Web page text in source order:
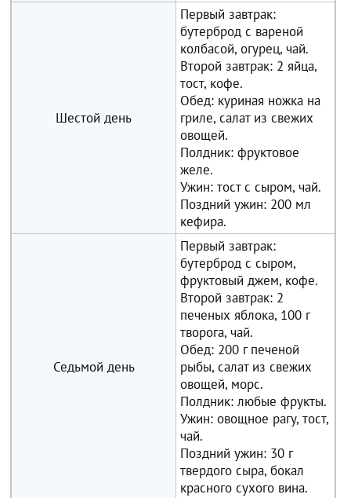
Шестой день
Первый завтрак:
бутерброд с вареной
колбасой, огурец, чай.
Второй завтрак: 2 яйца,
тост, кофе.
Обед: куриная ножка на
гриле, салат из свежих
овощей.
Полдник: фруктовое
желе.
Ужин: тост с сыром, чай.
Поздний ужин: 200 мл
кефира.
Седьмой день
Первый завтрак:
бутерброд с сыром,
фруктовый джем, кофе.
Второй завтрак: 2
печеных яблока, 100 г
творога, чай.
Обед: 200 г печеной
рыбы, салат из свежих
овощей, морс.
Полдник: любые фрукты.
Ужин: овощное рагу, тост,
чай.
Поздний ужин: 30 г
твердого сыра, бокал
красного сухого вина.